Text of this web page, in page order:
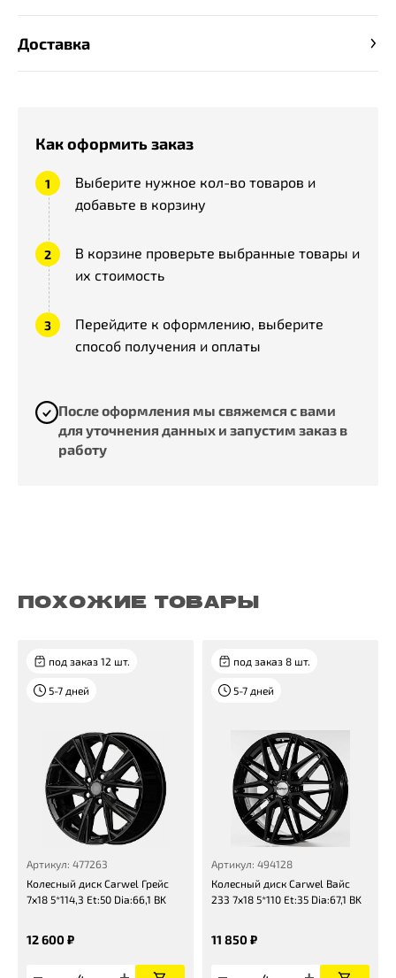
Как оформить заказ
Выберите нужное кол-во товаров и
добавьте в корзину
В корзине проверьте выбранные товары и
их стоимость
Перейдите к оформлению, выберите
способ получения и оплаты
После оформления мы свяжемся с вами
для уточнения данных и запустим заказ в
работу
Доставка
ПОХОЖИЕ ТОВАРЫ
под заказ 12 шт.
5-7 дней
Артикул: 477263
Колесный диск Carwel Грейс
7x18 5*114,3 Et:50 Dia:66,1 BK
12 600 ₽
под заказ 8 шт.
5-7 дней
Артикул: 494128
Колесный диск Carwel Вайс
233 7x18 5*110 Et:35 Dia:67,1 BK
11 850 ₽